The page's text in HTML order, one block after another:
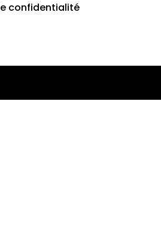
confidentialité